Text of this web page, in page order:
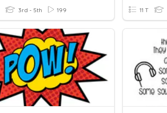
3rd - 5th 199 11 T